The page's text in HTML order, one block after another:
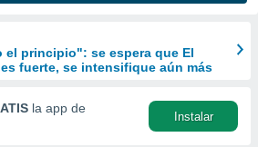
el principio": se espera que El
fuerte, se intensifique aún más
la app de
Instalar